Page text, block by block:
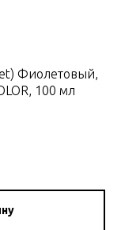
Фиолетовый,
100 мл